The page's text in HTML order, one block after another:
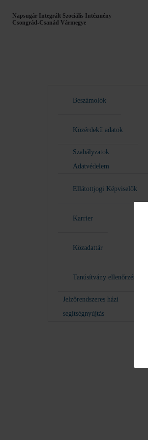
Napsugár Integrált Szociális Intézmény
Csongrád-Csanád Vármegye
Beszámolók
Közérdekű adatok
Szabályzatok
Adatvédelem
Ellátottjogi Képviselők
Karrier
Közadattár
Tanúsítvány ellenőrzés
Jelzőrendszeres házi
segítségnyújtás